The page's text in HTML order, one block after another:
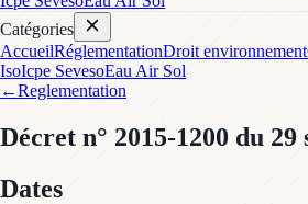
Catégories
AccueilRéglementationDroit environnement
IsoIcpe SevesoEau Air Sol
←Reglementation
Décret n° 2015-1200 du 29
Dates